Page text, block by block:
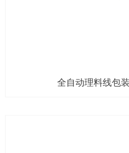
全自动理料线包